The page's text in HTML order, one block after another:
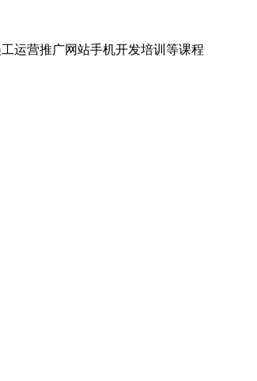
运营推广网站手机开发培训等课程